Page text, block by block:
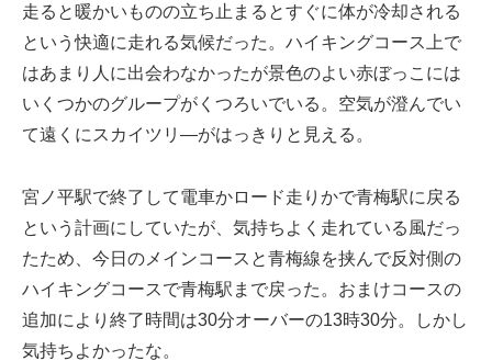
走ると暖かいものの立ち止まるとすぐに体が冷却される
という快適に走れる気候だった。ハイキングコース上で
はあまり人に出会わなかったが景色のよい赤ぼっこには
いくつかのグループがくつろいでいる。空気が澄んでい
て遠くにスカイツリ―がはっきりと見える。
宮ノ平駅で終了して電車かロード走りかで青梅駅に戻る
という計画にしていたが、気持ちよく走れている風だっ
たため、今日のメインコースと青梅線を挟んで反対側の
ハイキングコースで青梅駅まで戻った。おまけコースの
追加により終了時間は30分オーバーの13時30分。しかし
気持ちよかったな。